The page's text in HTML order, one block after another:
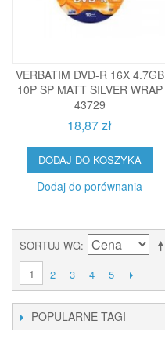
VERBATIM DVD-R 16X 4.7GB
10P SP MATT SILVER WRAP
43729
18,87 zł
DODAJ DO KOSZYKA
Dodaj do porównania
SORTUJ WG
1
2 3 4 5
POPULARNE TAGI